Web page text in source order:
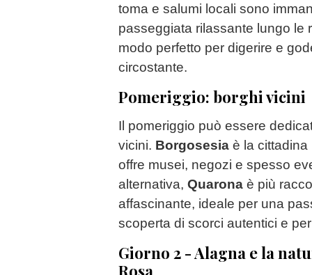
toma e salumi locali sono
passeggiata rilassante lungo le
modo perfetto per digerire e
circostante.
Pomeriggio: borghi vicini
Il pomeriggio può essere
vicini. Borgosesia è la
offre musei, negozi e spesso
alternativa, Quarona è più
affascinante, ideale per una
scoperta di scorci autentici e
Giorno 2 - Alagna e la